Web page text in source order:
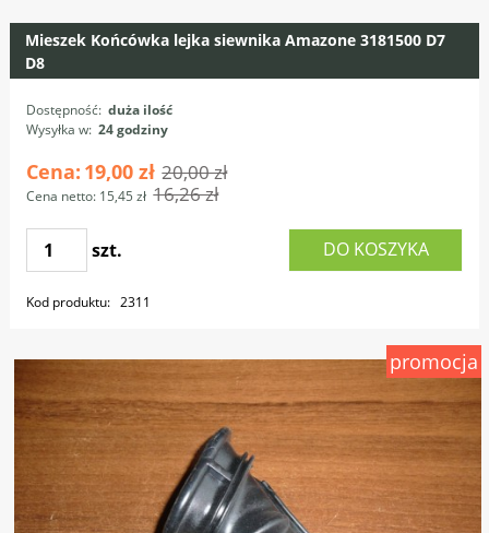
promocja
Mieszek Końcówka lejka siewnika Amazone 3181500 D7
D8
Dostępność: duża ilość
Wysyłka w: 24 godziny
Cena: 19,00 zł 20,00 zł
Cena netto: 15,45 zł 16,26 zł
szt. DO KOSZYKA
Kod produktu: 2311